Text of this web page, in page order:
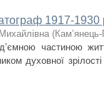
1917-1930
(
частиною
духовної